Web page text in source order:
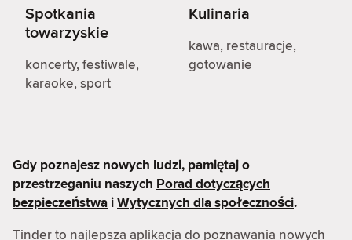
Spotkania
towarzyskie
koncerty, festiwale,
karaoke, sport
Kulinaria
kawa, restauracje,
gotowanie
Gdy poznajesz nowych ludzi, pamiętaj o
przestrzeganiu naszych Porad dotyczących
bezpieczeństwa iWytycznych dla społeczności.
Tinder to najlepsza aplikacja do poznawania nowych